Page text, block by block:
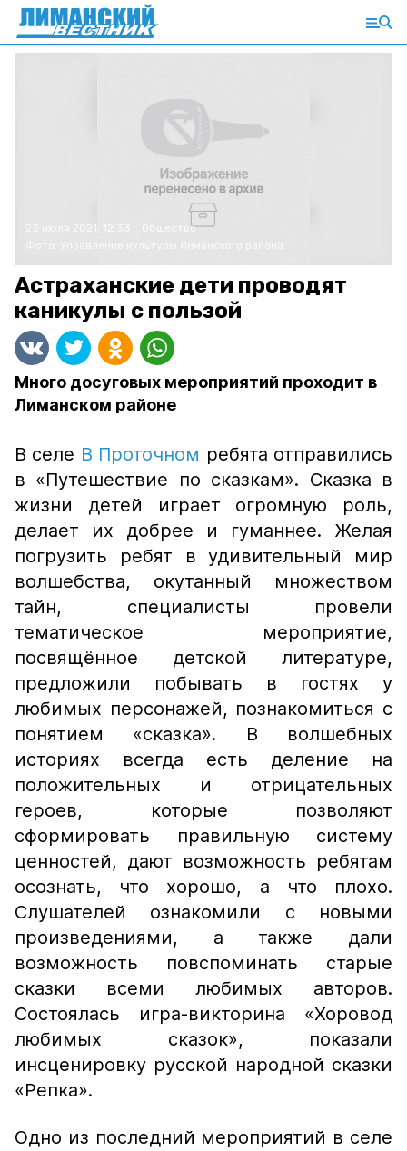
23 июля 2021, 12:33
Общество
Астраханские дети проводят
каникулы с пользой
Много досуговых мероприятий проходит в
Лиманском районе
В селе В Проточном ребята отправились
в «Путешествие по сказкам». Сказка в
жизни детей играет огромную роль,
делает их добрее и гуманнее. Желая
погрузить ребят в удивительный мир
волшебства, окутанный множеством
тайн, специалисты провели
тематическое мероприятие,
посвящённое детской литературе,
предложили побывать в гостях у
любимых персонажей, познакомиться с
понятием «сказка». В волшебных
историях всегда есть деление на
положительных и отрицательных
героев, которые позволяют
сформировать правильную систему
ценностей, дают возможность ребятам
осознать, что хорошо, а что плохо.
Слушателей ознакомили с новыми
произведениями, а также дали
возможность повспоминать старые
сказки всеми любимых авторов.
Состоялась игра-викторина «Хоровод
любимых сказок», показали
инсценировку русской народной сказки
«Репка».
Одно из последний мероприятий в селе